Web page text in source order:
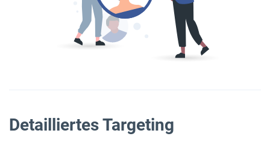
Detailliertes Targeting